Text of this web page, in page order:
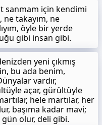
sanmam için kendimi
takayım, ne
öyle bir yerde
gibi insan gibi.
yeni çıkmış
bu ada benim,
vardır,
açar, gürültüyle
hele martılar, her
başıma kadar mavi;
olur, deli gibi.